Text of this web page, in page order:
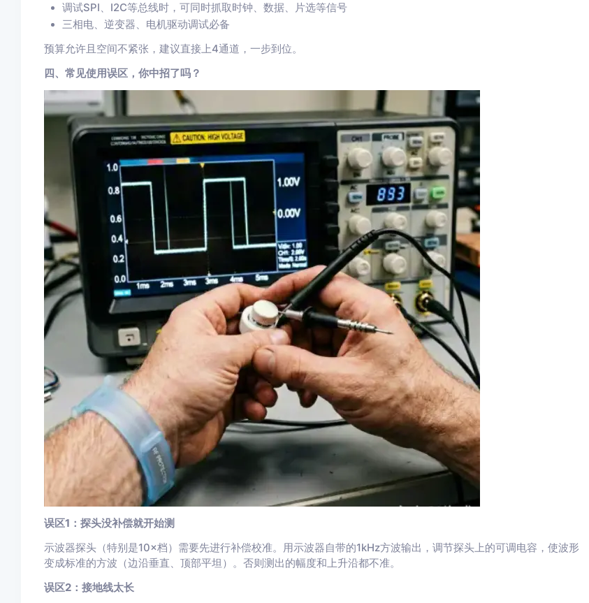
调试SPI、I2C等总线时，可同时抓取时钟、数据、片选等信号
三相电、逆变器、电机驱动调试必备
预算允许且空间不紧张，建议直接上4通道，一步到位。
四、常见使用误区，你中招了吗？
误区1：探头没补偿就开始测
示波器探头（特别是10×档）需要先进行补偿校准。用示波器自带的1kHz方波输出，调节探头上的可调电容，使波形
变成标准的方波（边沿垂直、顶部平坦）。否则测出的幅度和上升沿都不准。
误区2：接地线太长